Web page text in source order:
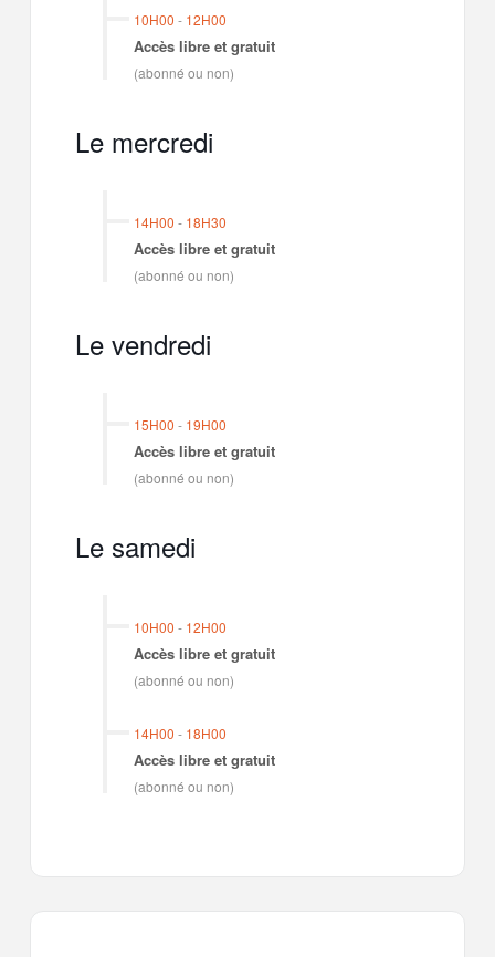
10H00 - 12H00
Accès libre et gratuit
(abonné ou non)
Le mercredi
14H00 - 18H30
Accès libre et gratuit
(abonné ou non)
Le vendredi
15H00 - 19H00
Accès libre et gratuit
(abonné ou non)
Le samedi
10H00 - 12H00
Accès libre et gratuit
(abonné ou non)
14H00 - 18H00
Accès libre et gratuit
(abonné ou non)